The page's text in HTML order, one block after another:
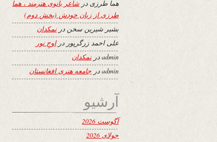
هما طرزی در شاعر بانوی هنرمند ، هما
طرزی از زبان خودش (بخش دوم)
بشیر شیرین سخن درنمکدان
علی احمد زرگرپور دراوجِ نور
adminدرنمکدان
admin در جامعه هنری افغانستان
آرشیو
آگوست 2026
جولای 2026